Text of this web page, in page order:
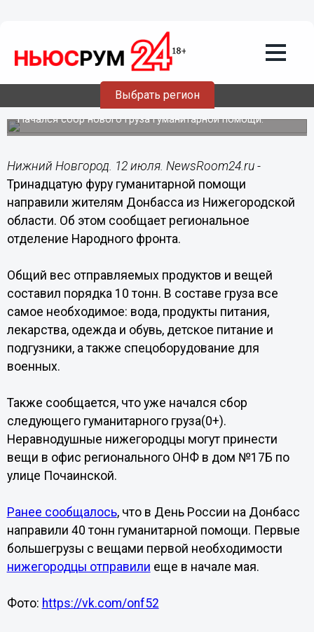
Выбрать регион
Еще одну фуру гуманитарной помощи
направили на Донбасс из
Нижегородской области
Начался сбор нового груза гуманитарной помощи.
Нижний Новгород. 12 июля. NewsRoom24.ru -
Тринадцатую фуру гуманитарной помощи
направили жителям Донбасса из Нижегородской
области. Об этом сообщает региональное
отделение Народного фронта.
Общий вес отправляемых продуктов и вещей
составил порядка 10 тонн. В составе груза все
самое необходимое: вода, продукты питания,
лекарства, одежда и обувь, детское питание и
подгузники, а также спецоборудование для
военных.
Также сообщается, что уже начался сбор
следующего гуманитарного груза(0+).
Неравнодушные нижегородцы могут принести
вещи в офис регионального ОНФ в дом №17Б по
улице Почаинской.
Ранее сообщалось, что в День России на Донбасс
направили 40 тонн гуманитарной помощи. Первые
большегрузы с вещами первой необходимости
нижегородцы отправили еще в начале мая.
Фото: https://vk.com/onf52